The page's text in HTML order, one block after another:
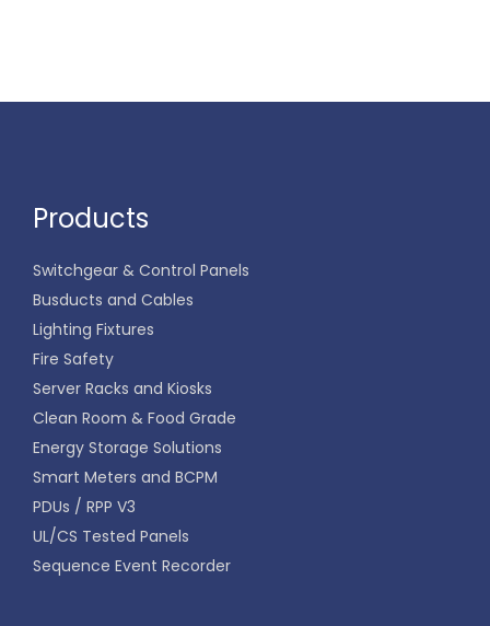
Products
Switchgear & Control Panels
Busducts and Cables
Lighting Fixtures
Fire Safety
Server Racks and Kiosks
Clean Room & Food Grade
Energy Storage Solutions
Smart Meters and BCPM
PDUs / RPP V3
UL/CS Tested Panels
Sequence Event Recorder